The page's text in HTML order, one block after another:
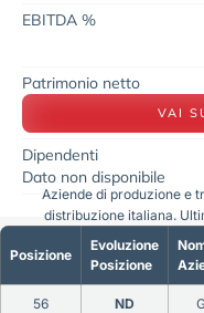
EBITDA %
Patrimonio netto
VAI
Dipendenti
Dato non disponibile
Posizione
Evoluzione
Posizione
56 ND
Aziende di produzione e
distribuzione italiana.